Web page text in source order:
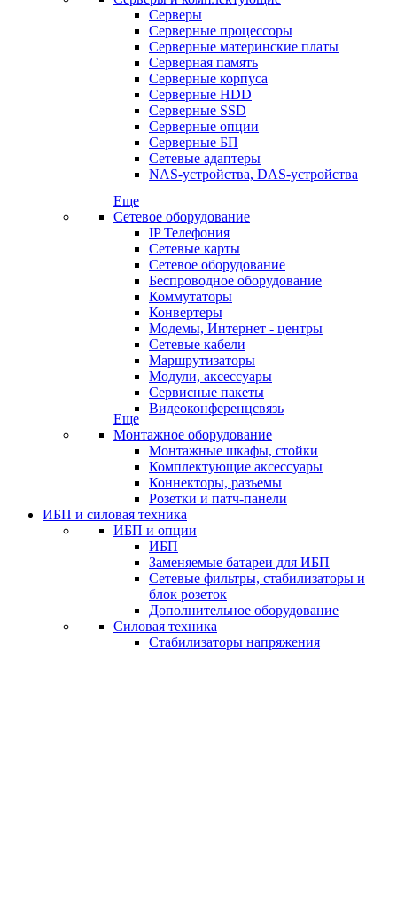
Серверы
Серверные процессоры
Серверные материнские платы
Серверная память
Серверные корпуса
Серверные HDD
Серверные SSD
Серверные опции
Серверные БП
Сетевые адаптеры
NAS-устройства, DAS-устройства
Еще
Сетевое оборудование
IP Телефония
Сетевые карты
Сетевое оборудование
Беспроводное оборудование
Коммутаторы
Конвертеры
Модемы, Интернет - центры
Сетевые кабели
Маршрутизаторы
Модули, аксессуары
Сервисные пакеты
Видеоконференцсвязь
Еще
Монтажное оборудование
Монтажные шкафы, стойки
Комплектующие аксессуары
Коннекторы, разъемы
Розетки и патч-панели
ИБП и силовая техника
ИБП и опции
ИБП
Заменяемые батареи для ИБП
Сетевые фильтры, стабилизаторы и
блок розеток
Дополнительное оборудование
Силовая техника
Стабилизаторы напряжения